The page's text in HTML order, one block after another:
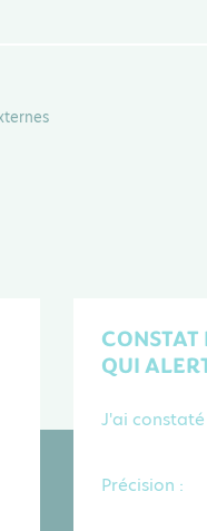
QUI
J'ai constaté
Précision :